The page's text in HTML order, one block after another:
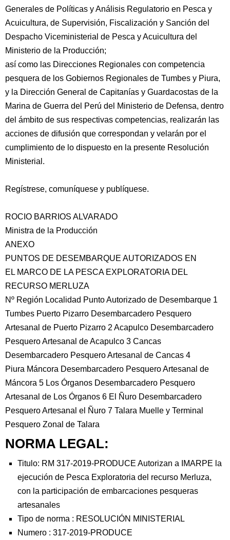
Generales de Políticas y Análisis Regulatorio en Pesca y
Acuicultura, de Supervisión, Fiscalización y Sanción del
Despacho Viceministerial de Pesca y Acuicultura del
Ministerio de la Producción;
así como las Direcciones Regionales con competencia
pesquera de los Gobiernos Regionales de Tumbes y Piura,
y la Dirección General de Capitanías y Guardacostas de la
Marina de Guerra del Perú del Ministerio de Defensa, dentro
del ámbito de sus respectivas competencias, realizarán las
acciones de difusión que correspondan y velarán por el
cumplimiento de lo dispuesto en la presente Resolución
Ministerial.
Regístrese, comuníquese y publíquese.
ROCIO BARRIOS ALVARADO
Ministra de la Producción
ANEXO
PUNTOS DE DESEMBARQUE AUTORIZADOS EN
EL MARCO DE LA PESCA EXPLORATORIA DEL
RECURSO MERLUZA
Nº Región Localidad Punto Autorizado de Desembarque 1
Tumbes Puerto Pizarro Desembarcadero Pesquero
Artesanal de Puerto Pizarro 2 Acapulco Desembarcadero
Pesquero Artesanal de Acapulco 3 Cancas
Desembarcadero Pesquero Artesanal de Cancas 4
Piura Máncora Desembarcadero Pesquero Artesanal de
Máncora 5 Los Órganos Desembarcadero Pesquero
Artesanal de Los Órganos 6 El Ñuro Desembarcadero
Pesquero Artesanal el Ñuro 7 Talara Muelle y Terminal
Pesquero Zonal de Talara
NORMA LEGAL:
Titulo: RM 317-2019-PRODUCE Autorizan a IMARPE la
ejecución de Pesca Exploratoria del recurso Merluza,
con la participación de embarcaciones pesqueras
artesanales
Tipo de norma : RESOLUCIÓN MINISTERIAL
Numero : 317-2019-PRODUCE